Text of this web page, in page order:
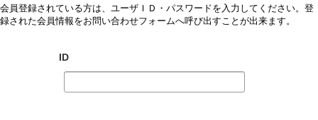
会員登録されている方は、ユーザＩＤ・パスワードを入力してください。登
録された会員情報をお問い合わせフォームへ呼び出すことが出来ます。
ID